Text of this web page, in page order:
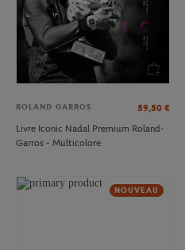
ROLAND GARROS 59,50 €
Livre Iconic Nadal Premium Roland-
Garros - Multicolore
NOUVEAU